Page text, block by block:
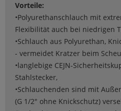
Vorteile:
•Polyurethanschlauch mit
Flexibilität auch bei niedrigen
•Schlauch aus Polyurethan,
- vermeidet Kratzer beim
•langlebige CEJN-
Stahlstecker,
•Schlauchenden sind mit
(G 1/2" ohne Knickschutz)